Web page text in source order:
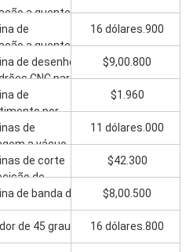
a quente
de
a quente
e
16 dólares.900
de desenho
CNC para
de
desenhos
$9,00.800
de
por
de portas
$1.960
de
a vácuo
11 dólares.000
de corte
de
lados com
$42.300
de banda de
$8,00.500
de 45 graus 16 dólares.800